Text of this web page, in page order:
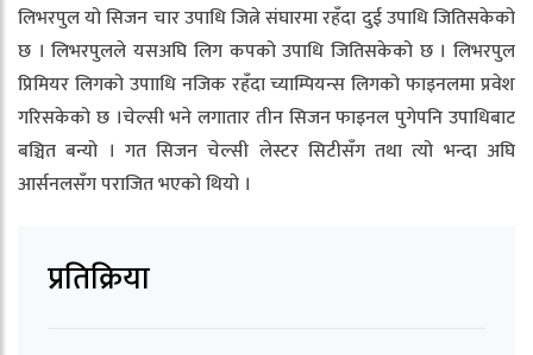
लिभरपुल यो सिजन चार उपाधि जित्ने संघारमा रहँदा दुई उपाधि जितिसकेको
छ । लिभरपुलले यसअघि लिग कपको उपाधि जितिसकेको छ । लिभरपुल
प्रिमियर लिगको उपााधि नजिक रहँदा च्याम्पियन्स लिगको फाइनलमा प्रवेश
गरिसकेको छ ।चेल्सी भने लगातार तीन सिजन फाइनल पुगेपनि उपाधिबाट
बञ्चित बन्यो । गत सिजन चेल्सी लेस्टर सिटीसँग तथा त्यो भन्दा अघि
आर्सनलसँग पराजित भएको थियो ।
प्रतिक्रिया